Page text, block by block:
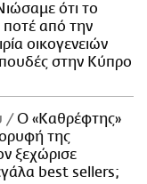
ότι το
ποτέ από την
οικογενειών
στην Κύπρο
Ο «Καθρέφτης»
της
ξεχώρισε
best sellers;